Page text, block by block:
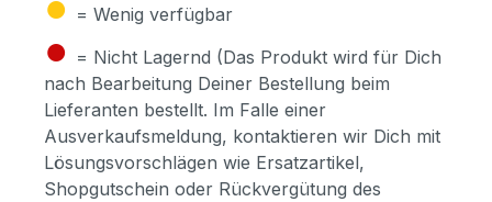
= Wenig verfügbar
● = Nicht Lagernd (Das Produkt wird für Dich
nach Bearbeitung Deiner Bestellung beim
Lieferanten bestellt. Im Falle einer
Ausverkaufsmeldung, kontaktieren wir Dich mit
Lösungsvorschlägen wie Ersatzartikel,
Shopgutschein oder Rückvergütung des